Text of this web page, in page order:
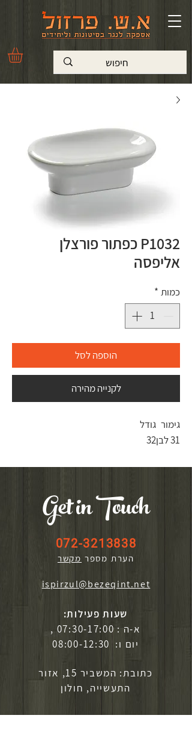
P1032 כפתור פורצלן
אליפסה
כמות *
הוספה לסל
לקנייה מהירה
גימור גודל
31 לבן
32
Get in Touch
072-3213838
הערת מספר מקשר
ispirzul@bezeqint.net
שעות פעילות:
א-ה : 07:30-17:00 ,
יום ו: 08:00-12:30
כתובת: המשביר 15, אזור
התעשייה, חולון